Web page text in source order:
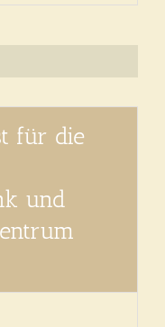
für die
und